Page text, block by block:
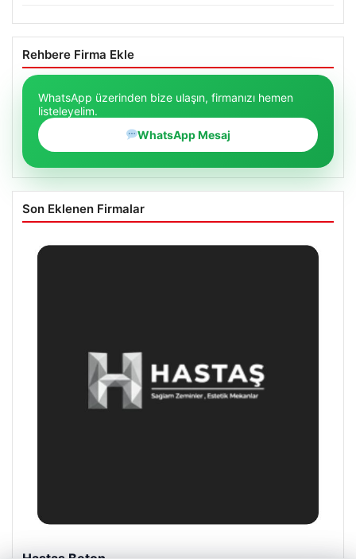
Rehbere Firma Ekle
WhatsApp üzerinden bize ulaşın, firmanızı hemen
listeleyelim.
WhatsApp Mesaj
Son Eklenen Firmalar